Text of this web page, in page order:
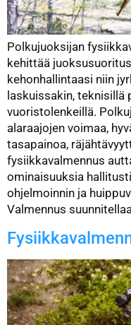
Polkujuoksijan
kehittää
kehonhallintaasi niin
laskuissakin, teknisillä
vuoristolenkeillä.
alaraajojen voimaa,
tasapainoa,
fysiikkavalmennus
ominaisuuksia
ohjelmoinnin ja
Valmennus